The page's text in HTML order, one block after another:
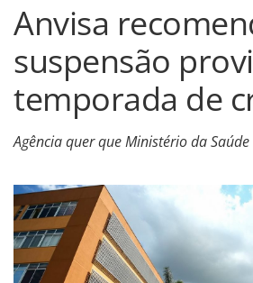
Anvisa
suspensão
temporada de
Agência quer que Ministério da